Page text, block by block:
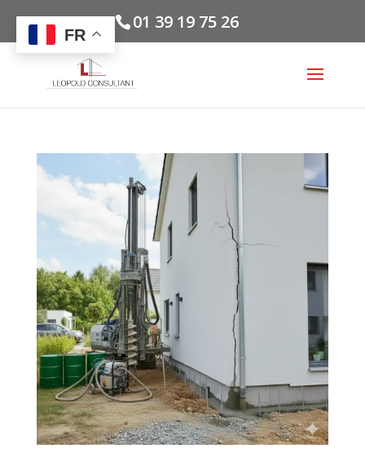
01 39 19 75 26
FR